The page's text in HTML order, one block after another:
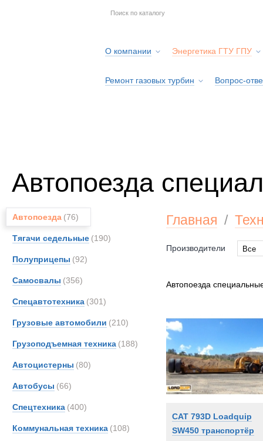
О компании Энергетика ГТУ ГПУ
Ремонт газовых турбин Вопрос-
Автопоезда
Автопоезда (76)
Тягачи седельные (190)
Полуприцепы (92)
Самосвалы (356)
Спецавтотехника (301)
Грузовые автомобили (210)
Грузоподъемная техника (188)
Автоцистерны (80)
Автобусы (66)
Спецтехника (400)
Коммунальная техника (108)
Главная /
Производители
Все
Автопоезда
CAT 793D Loadquip
SW450 транспортёр